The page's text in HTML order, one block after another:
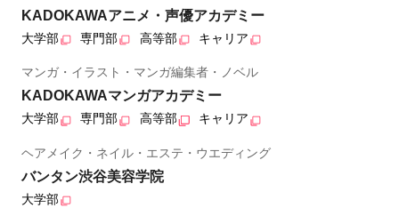
KADOKAWAアニメ・声優アカデミー
大学部 専門部 高等部 キャリア
マンガ・イラスト・マンガ編集者・ノベル
KADOKAWAマンガアカデミー
大学部 専門部 高等部 キャリア
ヘアメイク・ネイル・エステ・ウエディング
バンタン渋谷美容学院
大学部